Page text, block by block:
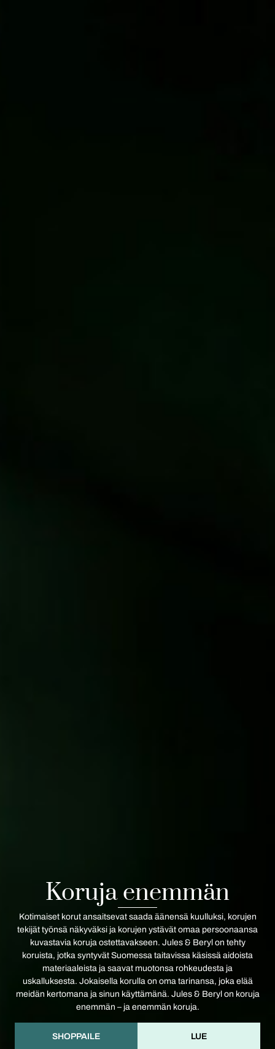
Koruja enemmän
Kotimaiset korut ansaitsevat saada äänensä kuulluksi, korujen
tekijät työnsä näkyväksi ja korujen ystävät omaa persoonaansa
kuvastavia koruja ostettavakseen. Jules & Beryl on tehty
koruista, jotka syntyvät Suomessa taitavissa käsissä aidoista
materiaaleista ja saavat muotonsa rohkeudesta ja
uskalluksesta. Jokaisella korulla on oma tarinansa, joka elää
meidän kertomana ja sinun käyttämänä. Jules & Beryl on koruja
enemmän – ja enemmän koruja.
SHOPPAILE LUE